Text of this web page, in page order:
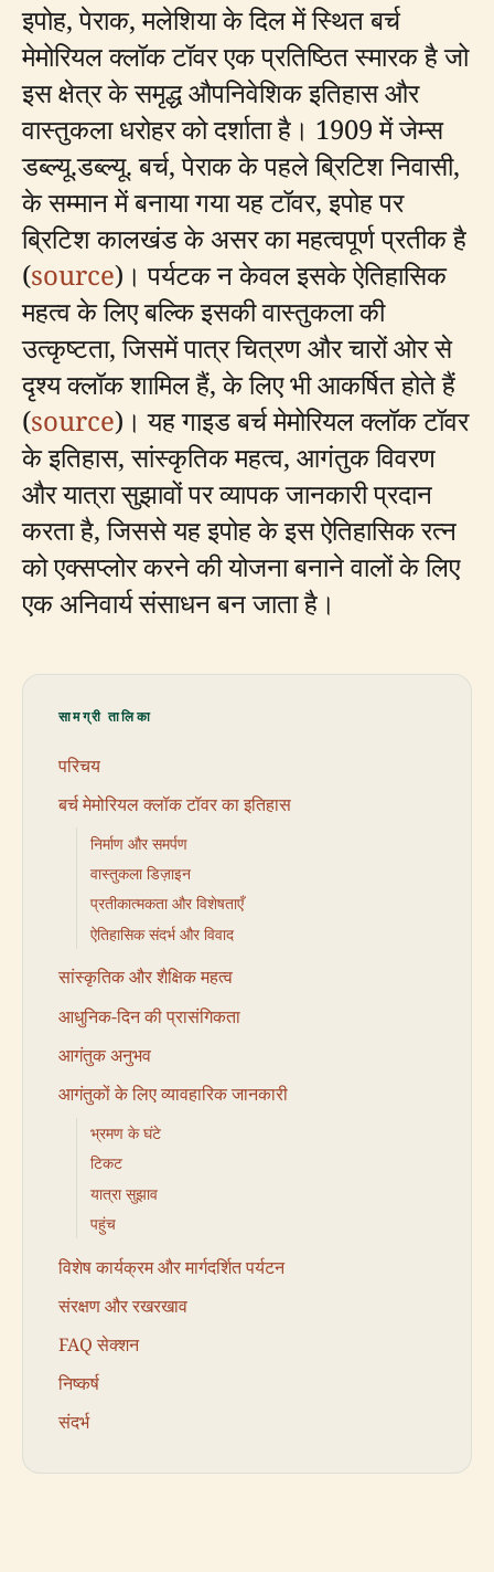
इपोह, पेराक, मलेशिया के दिल में स्थित बर्च
मेमोरियल क्लॉक टॉवर एक प्रतिष्ठित स्मारक है जो
इस क्षेत्र के समृद्ध औपनिवेशिक इतिहास और
वास्तुकला धरोहर को दर्शाता है। 1909 में जेम्स
डब्ल्यू.डब्ल्यू. बर्च, पेराक के पहले ब्रिटिश निवासी,
के सम्मान में बनाया गया यह टॉवर, इपोह पर
ब्रिटिश कालखंड के असर का महत्वपूर्ण प्रतीक है
(source)। पर्यटक न केवल इसके ऐतिहासिक
महत्व के लिए बल्कि इसकी वास्तुकला की
उत्कृष्टता, जिसमें पात्र चित्रण और चारों ओर से
दृश्य क्लॉक शामिल हैं, के लिए भी आकर्षित होते हैं
(source)। यह गाइड बर्च मेमोरियल क्लॉक टॉवर
के इतिहास, सांस्कृतिक महत्व, आगंतुक विवरण
और यात्रा सुझावों पर व्यापक जानकारी प्रदान
करता है, जिससे यह इपोह के इस ऐतिहासिक रत्न
को एक्सप्लोर करने की योजना बनाने वालों के लिए
एक अनिवार्य संसाधन बन जाता है।
सामग्री तालिका
परिचय
बर्च मेमोरियल क्लॉक टॉवर का इतिहास
निर्माण और समर्पण
वास्तुकला डिज़ाइन
प्रतीकात्मकता और विशेषताएँ
ऐतिहासिक संदर्भ और विवाद
सांस्कृतिक और शैक्षिक महत्व
आधुनिक-दिन की प्रासंगिकता
आगंतुक अनुभव
आगंतुकों के लिए व्यावहारिक जानकारी
भ्रमण के घंटे
टिकट
यात्रा सुझाव
पहुंच
विशेष कार्यक्रम और मार्गदर्शित पर्यटन
संरक्षण और रखरखाव
FAQ सेक्शन
निष्कर्ष
संदर्भ